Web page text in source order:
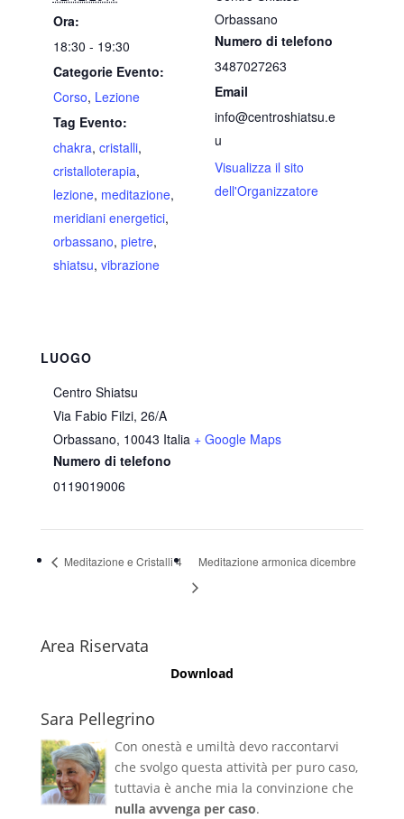
Ora:
18:30 - 19:30
Categorie Evento:
Corso, Lezione
Tag Evento:
chakra, cristalli,
cristalloterapia,
lezione, meditazione,
meridiani energetici,
orbassano, pietre,
shiatsu, vibrazione
Orbassano
Numero di telefono
3487027263
Email
info@centroshiatsu.e
u
Visualizza il sito
dell'Organizzatore
LUOGO
Centro Shiatsu
Via Fabio Filzi, 26/A
Orbassano, 10043 Italia + Google Maps
Numero di telefono
0119019006
Meditazione e Cristalli 4 Meditazione armonica dicembre
Area Riservata
Download
Sara Pellegrino
Con onestà e umiltà devo raccontarvi
che svolgo questa attività per puro caso,
tuttavia è anche mia la convinzione che
nulla avvenga per caso.